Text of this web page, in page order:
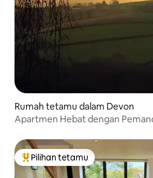
Rumah tetamu dalam Devon
Apartmen Hebat dengan
Pilihan utama tetamu
Pilihan tetamu